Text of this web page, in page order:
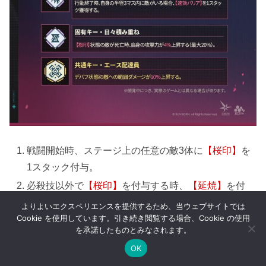
戦闘開始時、ステージ上の任意の敵3体に 【桜印】
を
1スタック付与。
必殺技以外で 【桜印】 を付与する時、 【延焼】
を付
与。1ターン持続。
【不運】を付与時、対象のバフを1つ解除。
戦闘開始時、マップ上でHPが最も高い敵に
を付与。3ターン持続。 検索
よりよいエクスペリエンスを提供するため、当ウェブサイトでは
Cookie を使用しています。引き続き閲覧する場合、Cookie の使用
を承諾したものとみなされます。
OK